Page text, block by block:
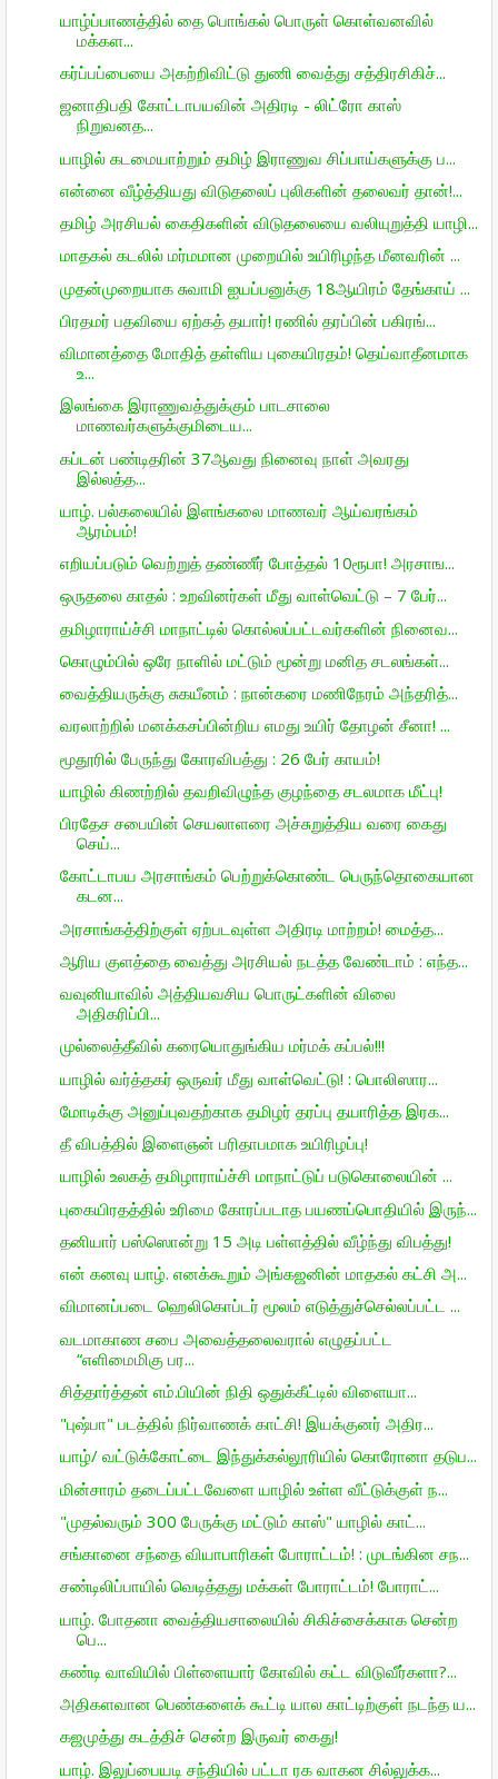
யாழ்ப்பாணத்தில் தை பொங்கல் பொருள் கொள்வனவில்
மக்கள...
கர்ப்பப்பையை அகற்றிவிட்டு துணி வைத்து சத்திரசிகிச்...
ஜனாதிபதி கோட்டாபயவின் அதிரடி - லிட்ரோ காஸ்
நிறுவனத...
யாழில் கடமையாற்றும் தமிழ் இராணுவ சிப்பாய்களுக்கு ப...
என்னை வீழ்த்தியது விடுதலைப் புலிகளின் தலைவர் தான்!...
தமிழ் அரசியல் கைதிகளின் விடுதலையை வலியுறுத்தி யாழி...
மாதகல் கடலில் மர்மமான முறையில் உயிரிழந்த மீனவரின் ...
முதன்முறையாக சுவாமி ஐயப்பனுக்கு 18ஆயிரம் தேங்காய் ...
பிரதமர் பதவியை ஏற்கத் தயார்! ரணில் தரப்பின் பகிரங்...
விமானத்தை மோதித் தள்ளிய புகையிரதம்! தெய்வாதீனமாக
உ...
இலங்கை இராணுவத்துக்கும் பாடசாலை
மாணவர்களுக்குமிடைய...
கப்டன் பண்டிதரின் 37ஆவது நினைவு நாள் அவரது
இல்லத்த...
யாழ். பல்கலையில் இளங்கலை மாணவர் ஆய்வரங்கம்
ஆரம்பம்!
எறியப்படும் வெற்றுத் தண்ணீர் போத்தல் 10ரூபா! அரசாங...
ஒருதலை காதல் : உறவினர்கள் மீது வாள்வெட்டு – 7 பேர்...
தமிழாராய்ச்சி மாநாட்டில் கொல்லப்பட்டவர்களின் நினைவ...
கொழும்பில் ஒரே நாளில் மட்டும் மூன்று மனித சடலங்கள்...
வைத்தியருக்கு சுகயீனம் : நான்கரை மணிநேரம் அந்தரித்...
வரலாற்றில் மனக்கசப்பின்றிய எமது உயிர் தோழன் சீனா! ...
மூதூரில் பேருந்து கோரவிபத்து : 26 பேர் காயம்!
யாழில் கிணற்றில் தவறிவிழுந்த குழந்தை சடலமாக மீட்பு!
பிரதேச சபையின் செயலாளரை அச்சுறுத்திய வரை கைது
செய்...
கோட்டாபய அரசாங்கம் பெற்றுக்கொண்ட பெருந்தொகையான
கடன...
அரசாங்கத்திற்குள் ஏற்படவுள்ள அதிரடி மாற்றம்! மைத்த...
ஆரிய குளத்தை வைத்து அரசியல் நடத்த வேண்டாம் : எந்த...
வவுனியாவில் அத்தியவசிய பொருட்களின் விலை
அதிகரிப்பி...
முல்லைத்தீவில் கரையொதுங்கிய மர்மக் கப்பல்!!!
யாழில் வர்த்தகர் ஒருவர் மீது வாள்வெட்டு! : பொலிஸார...
மோடிக்கு அனுப்புவதற்காக தமிழர் தரப்பு தயாரித்த இரக...
தீ விபத்தில் இளைஞன் பரிதாபமாக உயிரிழப்பு!
யாழில் உலகத் தமிழாராய்ச்சி மாநாட்டுப் படுகொலையின் ...
புகையிரதத்தில் உரிமை கோரப்படாத பயணப்பொதியில் இருந்...
தனியார் பஸ்ஸொன்று 15 அடி பள்ளத்தில் வீழ்ந்து விபத்து!
என் கனவு யாழ். எனக்கூறும் அங்கஜனின் மாதகல் கட்சி அ...
விமானப்படை ஹெலிகொப்டர் மூலம் எடுத்துச்செல்லப்பட்ட ...
வடமாகாண சபை அவைத்தலைவரால் எழுதப்பட்ட
“எளிமைமிகு பர...
சித்தார்த்தன் எம்.பியின் நிதி ஒதுக்கீட்டில் விளையா...
"புஷ்பா" படத்தில் நிர்வாணக் காட்சி! இயக்குனர் அதிர...
யாழ்/ வட்டுக்கோட்டை இந்துக்கல்லூரியில் கொரோனா தடுப...
மின்சாரம் தடைப்பட்டவேளை யாழில் உள்ள வீட்டுக்குள் ந...
"முதல்வரும் 300 பேருக்கு மட்டும் காஸ்" யாழில் காட்...
சங்கானை சந்தை வியாபாரிகள் போராட்டம்! : முடங்கின சந...
சண்டிலிப்பாயில் வெடித்தது மக்கள் போராட்டம்! போராட்...
யாழ். போதனா வைத்தியசாலையில் சிகிச்சைக்காக சென்ற
பெ...
கண்டி வாவியில் பிள்ளையார் கோவில் கட்ட விடுவீர்களா?...
அதிகளவான பெண்களைக் கூட்டி யால காட்டிற்குள் நடந்த ய...
கஜமுத்து கடத்திச் சென்ற இருவர் கைது!
யாழ். இலுப்பையடி சந்தியில் பட்டா ரக வாகன சில்லுக்க...